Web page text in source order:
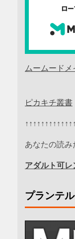
ムームードメ
ピカキチ叢書
↑↑↑↑↑↑↑↑↑↑↑↑↑
あなたの読み
アダルト可
プランテル